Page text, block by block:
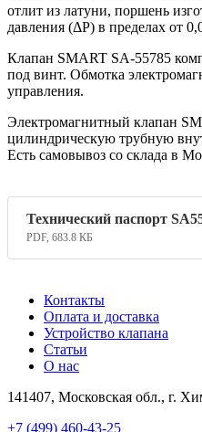
отлит из латуни, поршень
давления (ΔP) в пределах от
Клапан SMART SA-55785
под винт. Обмотка
управления.
Электромагнитный клапан
цилиндрическую трубную
Есть самовывоз со склада в
Технический паспорт
PDF, 683.8 КБ
Контакты
Оплата и доставка
Устройство клапана
Статьи
О нас
141407, Московская обл., г.
+7 (499) 460-43-25